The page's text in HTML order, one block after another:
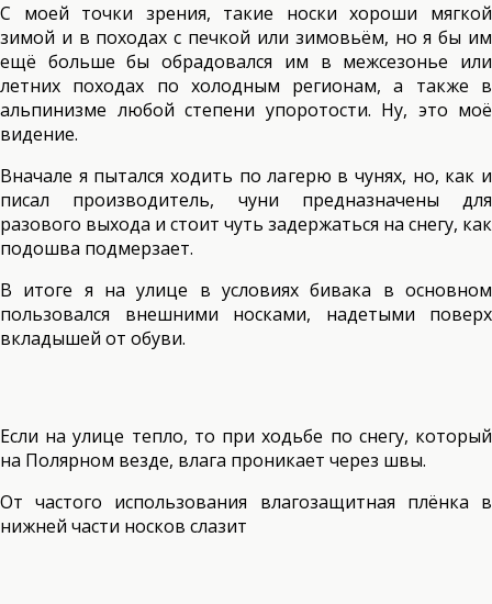
С моей точки зрения, такие носки хороши мягкой
зимой и в походах с печкой или зимовьём, но я бы им
ещё больше бы обрадовался им в межсезонье или
летних походах по холодным регионам, а также в
альпинизме любой степени упоротости. Ну, это моё
видение.
Вначале я пытался ходить по лагерю в чунях, но, как и
писал производитель, чуни предназначены для
разового выхода и стоит чуть задержаться на снегу, как
подошва подмерзает.
В итоге я на улице в условиях бивака в основном
пользовался внешними носками, надетыми поверх
вкладышей от обуви.
Если на улице тепло, то при ходьбе по снегу, который
на Полярном везде, влага проникает через швы.
От частого использования влагозащитная плёнка в
нижней части носков слазит